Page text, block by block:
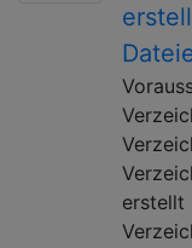
erstellt